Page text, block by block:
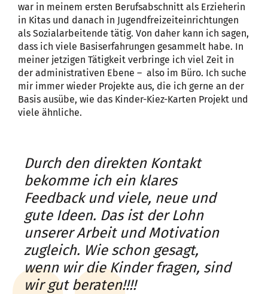
war in meinem ersten Berufsabschnitt als Erzieherin
in Kitas und danach in Jugendfreizeiteinrichtungen
als Sozialarbeitende tätig. Von daher kann ich sagen,
dass ich viele Basiserfahrungen gesammelt habe. In
meiner jetzigen Tätigkeit verbringe ich viel Zeit in
der administrativen Ebene – also im Büro. Ich suche
mir immer wieder Projekte aus, die ich gerne an der
Basis ausübe, wie das Kinder-Kiez-Karten Projekt und
viele ähnliche.
Durch den direkten Kontakt
bekomme ich ein klares
Feedback und viele, neue und
gute Ideen. Das ist der Lohn
unserer Arbeit und Motivation
zugleich. Wie schon gesagt,
wenn wir die Kinder fragen, sind
wir gut beraten!!!!